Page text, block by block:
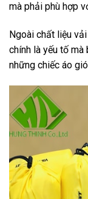
mà phải phù hợp
Ngoài chất liệu
chính là yếu tố
những chiếc áo